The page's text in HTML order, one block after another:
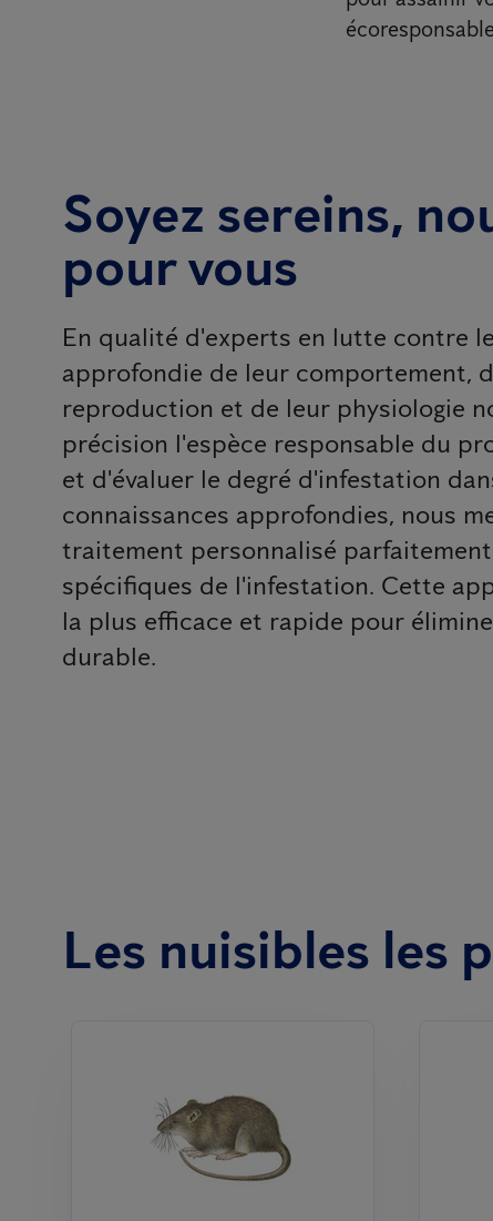
Soyez sereins,
pour vous
En qualité d'experts en lutte contre
approfondie de leur comportement,
reproduction et de leur physiologie
précision l'espèce responsable du
et d'évaluer le degré d'infestation
connaissances approfondies, nous
traitement personnalisé
spécifiques de l'infestation. Cette
la plus efficace et rapide pour
durable.
Les nuisibles les